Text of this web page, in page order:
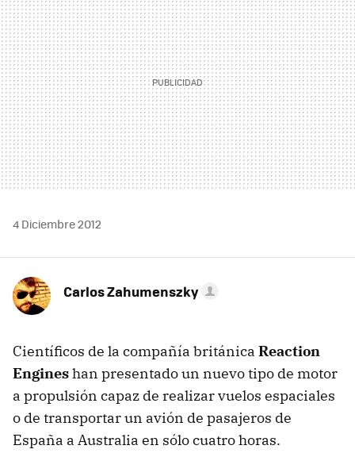
4 Diciembre 2012
Carlos Zahumenszky
Científicos de la compañía británica Reaction
Engineshan presentado un nuevo tipo de motor
a propulsión capaz de realizar vuelos espaciales
o de transportar un avión de pasajeros de
España a Australia en sólo cuatro horas.